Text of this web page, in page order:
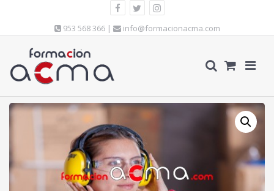
953 568 366 | info@formacionacma.com